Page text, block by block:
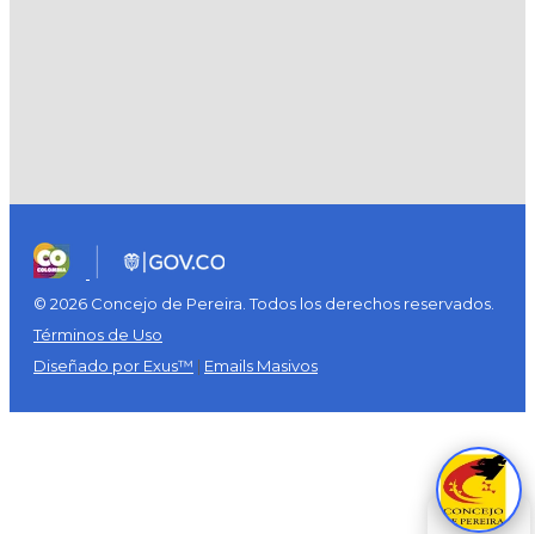
© 2026 Concejo de Pereira. Todos los derechos reservados.
Términos de Uso
Diseñado por Exus™ | Emails Masivos